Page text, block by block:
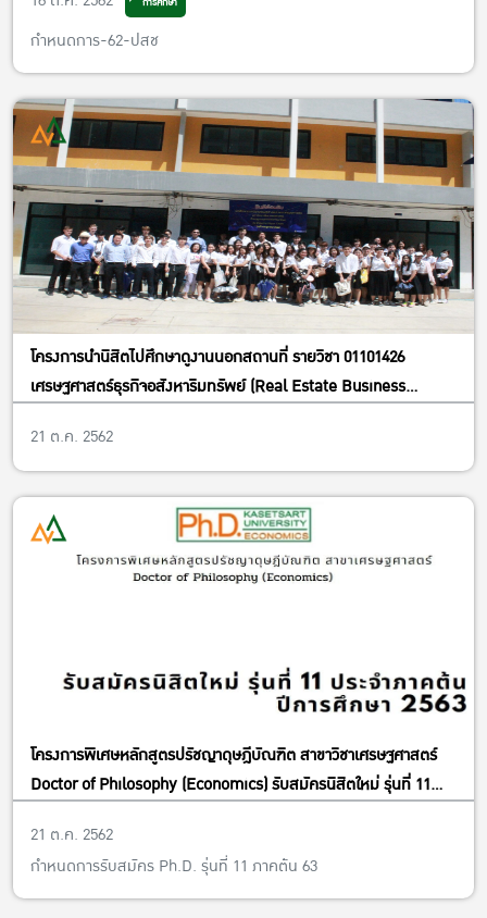
วันอังคารที่ 22 ตุลาคม 2562 เวลา 13-15 น. ณ ห้อง EC 5205 อาคาร
ปฏิบัติการ คณะเศรษฐศาสตร์
กำหนดการ-62-ปสช
โครงการนำนิสิตไปศึกษาดูงานนอกสถานที่ รายวิชา 01101426
เศรษฐศาสตร์ธุรกิจอสังหาริมทรัพย์ (Real Estate Business
– 17.00 น. ณ บริษัท สมาร์ทแลนด์ แอสเสท จำกัด, SCG Experience
และSCG HEIM โดยอาจารย์ผู้สอน อ.ดร.ธนสิน ถนอมพงษ์พันธ์ และ
ผศ.ดร.สุมาลี พุ่มภิญโญ
21 ต.ค. 2562
โครงการพิเศษหลักสูตรปรัชญาดุษฎีบัณฑิต สาขาวิชาเศรษฐศาสตร์
Doctor of Philosophy (Economics) รับสมัครนิสิตใหม่ รุ่นที่ 11
21 ต.ค. 2562
กำหนดการรับสมัคร Ph.D. รุ่นที่ 11 ภาคต้น 63